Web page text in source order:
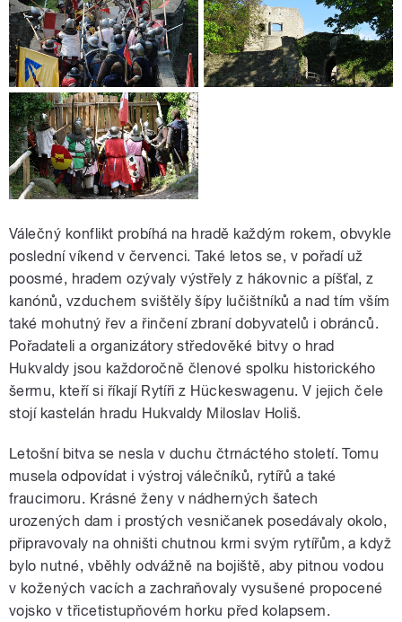
Válečný konflikt probíhá na hradě každým rokem, obvykle
poslední víkend v červenci. Také letos se, v pořadí už
poosmé, hradem ozývaly výstřely z hákovnic a píšťal, z
kanónů, vzduchem svištěly šípy lučištníků a nad tím vším
také mohutný řev a řinčení zbraní dobyvatelů i obránců.
Pořadateli a organizátory středověké bitvy o hrad
Hukvaldy jsou každoročně členové spolku historického
šermu, kteří si říkají Rytíři z Hückeswagenu. V jejich čele
stojí kastelán hradu Hukvaldy Miloslav Holiš.
Letošní bitva se nesla v duchu čtrnáctého století. Tomu
musela odpovídat i výstroj válečníků, rytířů a také
fraucimoru. Krásné ženy v nádherných šatech
urozených dam i prostých vesničanek posedávaly okolo,
připravovaly na ohništi chutnou krmi svým rytířům, a když
bylo nutné, vběhly odvážně na bojiště, aby pitnou vodou
v kožených vacích a zachraňovaly vysušené propocené
vojsko v třicetistupňovém horku před kolapsem.